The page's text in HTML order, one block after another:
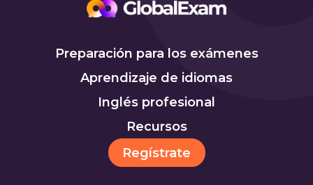
Preparación para los exámenes
Aprendizaje de idiomas
Inglés profesional
Recursos
Regístrate